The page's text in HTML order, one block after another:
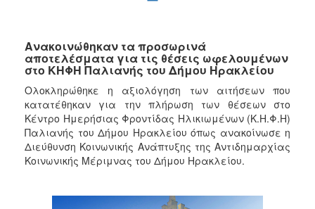
ΕΠΙΣΚΕΠΤΗΣ
ΗΡΑΚΛΕΙΟ
Ανακοινώθηκαν τα προσωρινά
αποτελέσματα για τις θέσεις ωφελουμένων
στο ΚΗΦΗ Παλιανής του Δήμου Ηρακλείου
Ολοκληρώθηκε η αξιολόγηση των αιτήσεων που
κατατέθηκαν για την πλήρωση των θέσεων στο
Κέντρο Ημερήσιας Φροντίδας Ηλικιωμένων (Κ.Η.Φ.Η)
Παλιανής του Δήμου Ηρακλείου όπως ανακοίνωσε η
Διεύθυνση Κοινωνικής Ανάπτυξης της Αντιδημαρχίας
Κοινωνικής Μέριμνας του Δήμου Ηρακλείου.